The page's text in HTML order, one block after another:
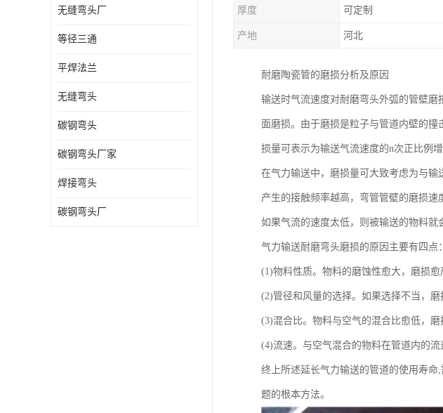
热压弯头
镀锌弯头
无缝弯头厂
等径三通
平焊法兰
无缝弯头
碳钢弯头
碳钢弯头厂家
焊接弯头
碳钢弯头厂
厚度 可定制
产地 河北
耐磨陶瓷管的磨损分析及原因
输送时气流速度对耐磨弯头外弧的管壁
面磨损。由于磨损是粒子与管道内壁的
损量可表示为输送气流速度的n次正比例增
在气力输送中，磨损量可大致考虑为与输
产生的接触频率越高，弯管管壁的磨损速
如果气流的速度太低，则被输送的物料就
气力输送耐磨弯头磨损的原因主要有四点：
(1)物料性质。物料的磨蚀性愈大，磨损愈
(2)管径和风量的选择。如果选择不当，磨
(3)混合比。物料与空气的混合比愈低，磨
(4)流速。与空气混合的物料在管道内的流
终上所述延长气力输送的管道的使用寿
题的根本方法。